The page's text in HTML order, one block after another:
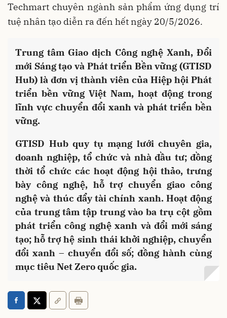
Techmart chuyên ngành sản phẩm ứng dụng trí
tuệ nhân tạo diễn ra đến hết ngày 20/5/2026.
Trung tâm Giao dịch Công nghệ Xanh, Đổi
mới Sáng tạo và Phát triển Bền vững (GTISD
Hub) là đơn vị thành viên của Hiệp hội Phát
triển bền vững Việt Nam, hoạt động trong
lĩnh vực chuyển đổi xanh và phát triển bền
vững.
GTISD Hub quy tụ mạng lưới chuyên gia,
doanh nghiệp, tổ chức và nhà đầu tư; đồng
thời tổ chức các hoạt động hội thảo, trưng
bày công nghệ, hỗ trợ chuyển giao công
nghệ và thúc đẩy tài chính xanh. Hoạt động
của trung tâm tập trung vào ba trụ cột gồm
phát triển công nghệ xanh và đổi mới sáng
tạo; hỗ trợ hệ sinh thái khởi nghiệp, chuyển
đổi xanh – chuyển đổi số; đồng hành cùng
mục tiêu Net Zero quốc gia.